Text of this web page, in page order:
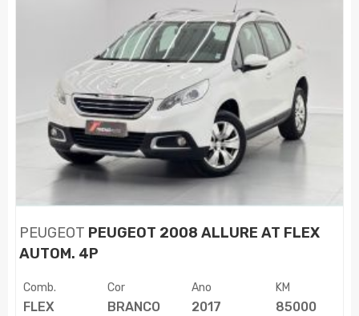
PEUGEOT PEUGEOT 2008 ALLURE AT FLEX
AUTOM. 4P
Comb.
FLEX
Cor
BRANCO
Ano
2017
KM
85000